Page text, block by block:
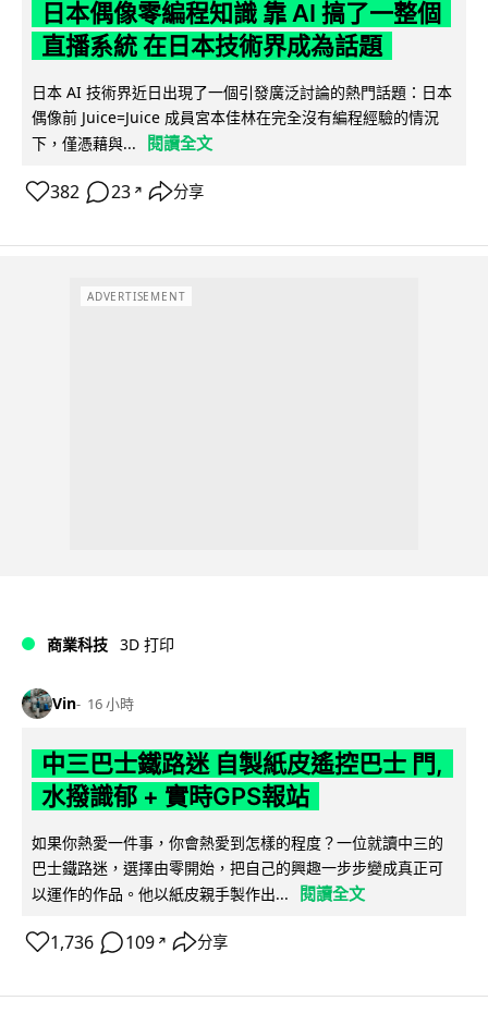
日本偶像零編程知識 靠 AI 搞了一整個
直播系統 在日本技術界成為話題
日本 AI 技術界近日出現了一個引發廣泛討論的熱門話題：日本
偶像前 Juice=Juice 成員宮本佳林在完全沒有編程經驗的情況
下，僅憑藉與...
閱讀全文
382 23 ↗ 分享
ADVERTISEMENT
商業科技 3D 打印
Vin 16 小時
中三巴士鐵路迷 自製紙皮遙控巴士 門,
水撥識郁 + 實時GPS報站
如果你熱愛一件事，你會熱愛到怎樣的程度？一位就讀中三的
巴士鐵路迷，選擇由零開始，把自己的興趣一步步變成真正可
以運作的作品。他以紙皮親手製作出...
閱讀全文
1,736 109 ↗ 分享